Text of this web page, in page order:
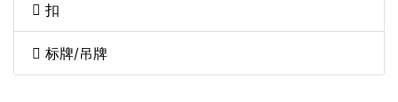
扣
标牌/吊牌